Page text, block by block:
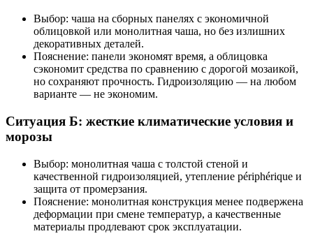
Выбор: чаша на сборных панелях с экономичной
облицовкой или монолитная чаша, но без излишних
декоративных деталей.
Пояснение: панели экономят время, а облицовка
сэкономит средства по сравнению с дорогой мозаикой,
но сохраняют прочность. Гидроизоляцию — на любом
варианте — не экономим.
Ситуация Б: жесткие климатические условия и
морозы
Выбор: монолитная чаша с толстой стеной и
качественной гидроизоляцией, утепление périphérique и
защита от промерзания.
Пояснение: монолитная конструкция менее подвержена
деформации при смене температур, а качественные
материалы продлевают срок эксплуатации.